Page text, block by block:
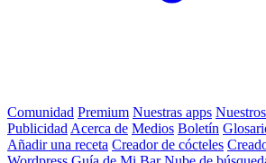
Comunidad Premium Nuestras apps
Publicidad Acerca de Medios Boletín
Añadir una receta Creador de cócteles